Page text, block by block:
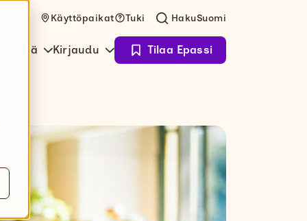
Käyttöpaikat Tuki HakuSuomi
Meistä Kirjaudu Tilaa Epassi